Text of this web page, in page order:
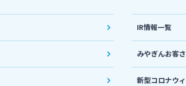
IR情報一覧
みやぎんお客
新型コロナウ